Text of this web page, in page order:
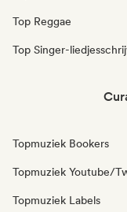
Top Reggae
Top Singer-
Topmuziek Bookers
Topmuziek Youtube/
Topmuziek Labels